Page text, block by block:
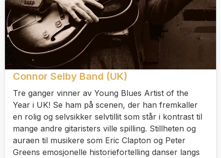
Connor Selby Band (UK)
Tre ganger vinner av Young Blues Artist of the
Year i UK! Se ham på scenen, der han fremkaller
en rolig og selvsikker selvtillit som står i kontrast til
mange andre gitaristers ville spilling. Stillheten og
auraen til musikere som Eric Clapton og Peter
Greens emosjonelle historiefortelling danser langs